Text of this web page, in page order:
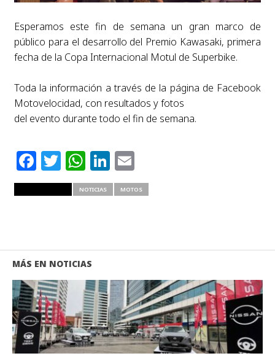
Esperamos este fin de semana un gran marco de
público para el desarrollo del Premio Kawasaki, primera
fecha de la Copa Internacional Motul de Superbike.
Toda la información a través de la página de Facebook
Motovelocidad, con resultados y fotos
del evento durante todo el fin de semana.
Facebook
Twitter
WhatsApp
LinkedIn
Email
NOTICIAS MOTOS
MÁS EN NOTICIAS